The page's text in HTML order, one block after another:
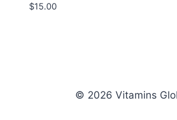
$15.00
© 2026 Vitamins